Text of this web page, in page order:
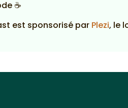
☕
est sponsorisé par Plezi, le